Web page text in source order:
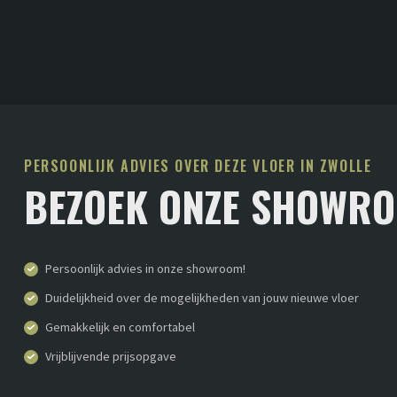
PERSOONLIJK ADVIES OVER DEZE VLOER IN ZWOLLE
BEZOEK ONZE
Persoonlijk advies in onze showroom!
Duidelijkheid over de mogelijkheden van jouw nieuwe vloer
Gemakkelijk en comfortabel
Vrijblijvende prijsopgave